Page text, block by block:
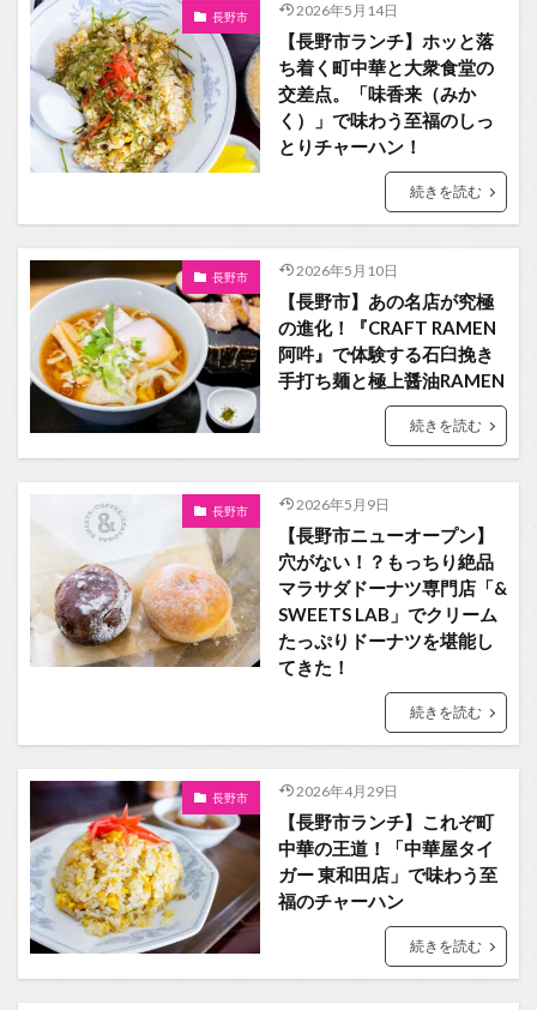
長野市 2026年5月14日
【長野市ランチ】ホッと落
ち着く町中華と大衆食堂の
交差点。「味香来（みか
く）」で味わう至福のしっ
とりチャーハン！
続きを読む
長野市 2026年5月10日
【長野市】あの名店が究極
の進化！『CRAFT RAMEN
阿吽』で体験する石臼挽き
手打ち麺と極上醤油RAMEN
続きを読む
長野市 2026年5月9日
【長野市ニューオープン】
穴がない！？もっちり絶品
マラサダドーナツ専門店「&
SWEETS LAB」でクリーム
たっぷりドーナツを堪能し
てきた！
続きを読む
長野市 2026年4月29日
【長野市ランチ】これぞ町
中華の王道！「中華屋タイ
ガー 東和田店」で味わう至
福のチャーハン
続きを読む